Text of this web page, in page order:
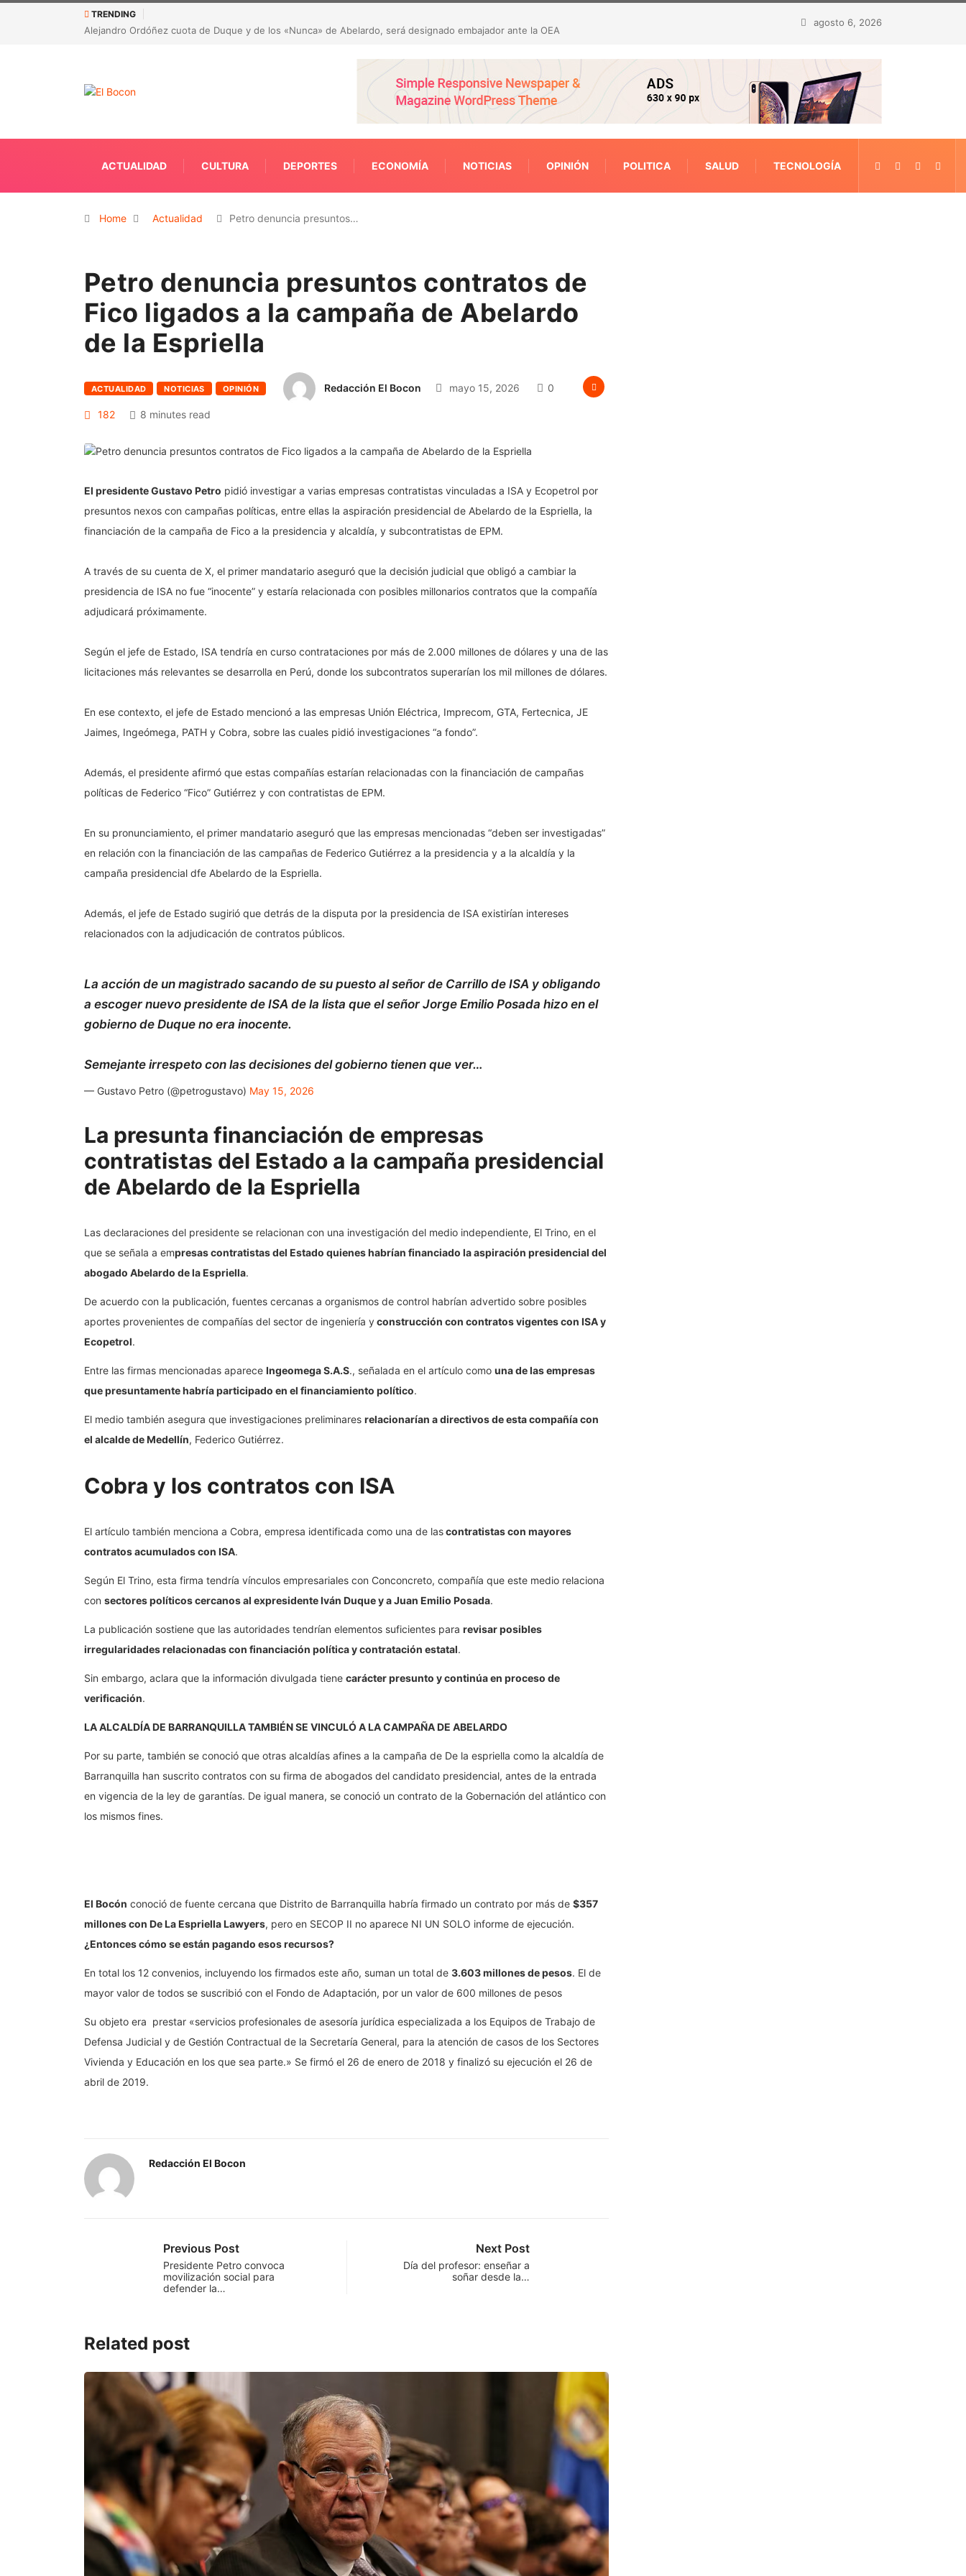
TRENDING
CORRUPCIÓN EN LA SALUD DE ANTIOQUIA: Detectaron 23 hallazgos por presunta malversación de recursos
agosto 6, 2026
ACTUALIDAD CULTURA DEPORTES ECONOMÍA NOTICIAS OPINIÓN POLITICA SALUD TECNOLOGÍA
Home Actualidad Petro denuncia presuntos…
Petro denuncia presuntos contratos de
Fico ligados a la campaña de Abelardo
de la Espriella
ACTUALIDAD NOTICIAS OPINIÓN Redacción El Bocon mayo 15, 2026 0
182 8 minutes read
El presidente Gustavo Petro pidió investigar a varias empresas contratistas vinculadas a ISA y Ecopetrol por
presuntos nexos con campañas políticas, entre ellas la aspiración presidencial de Abelardo de la Espriella, la
financiación de la campaña de Fico a la presidencia y alcaldía, y subcontratistas de EPM.
A través de su cuenta de X, el primer mandatario aseguró que la decisión judicial que obligó a cambiar la
presidencia de ISA no fue “inocente” y estaría relacionada con posibles millonarios contratos que la compañía
adjudicará próximamente.
Según el jefe de Estado, ISA tendría en curso contrataciones por más de 2.000 millones de dólares y una de las
licitaciones más relevantes se desarrolla en Perú, donde los subcontratos superarían los mil millones de dólares.
En ese contexto, el jefe de Estado mencionó a las empresas Unión Eléctrica, Imprecom, GTA, Fertecnica, JE
Jaimes, Ingeómega, PATH y Cobra, sobre las cuales pidió investigaciones “a fondo”.
Además, el presidente afirmó que estas compañías estarían relacionadas con la financiación de campañas
políticas de Federico “Fico” Gutiérrez y con contratistas de EPM.
En su pronunciamiento, el primer mandatario aseguró que las empresas mencionadas “deben ser investigadas”
en relación con la financiación de las campañas de Federico Gutiérrez a la presidencia y a la alcaldía y la
campaña presidencial dfe Abelardo de la Espriella.
Además, el jefe de Estado sugirió que detrás de la disputa por la presidencia de ISA existirían intereses
relacionados con la adjudicación de contratos públicos.
La acción de un magistrado sacando de su puesto al señor de Carrillo de ISA y obligando
a escoger nuevo presidente de ISA de la lista que el señor Jorge Emilio Posada hizo en el
gobierno de Duque no era inocente.
Semejante irrespeto con las decisiones del gobierno tienen que ver…
— Gustavo Petro (@petrogustavo) May 15, 2026
La presunta financiación de empresas
contratistas del Estado a la campaña presidencial
de Abelardo de la Espriella
Las declaraciones del presidente se relacionan con una investigación del medio independiente, El Trino, en el
que se señala a empresas contratistas del Estado quienes habrían financiado la aspiración presidencial del
abogado Abelardo de la Espriella.
De acuerdo con la publicación, fuentes cercanas a organismos de control habrían advertido sobre posibles
aportes provenientes de compañías del sector de ingeniería yconstrucción con contratos vigentes con ISA y
Ecopetrol.
Entre las firmas mencionadas aparece Ingeomega S.A.S., señalada en el artículo como una de las empresas
que presuntamente habría participado en el financiamiento político.
El medio también asegura que investigaciones preliminares relacionarían a directivos de esta compañía con
el alcalde de Medellín, Federico Gutiérrez.
Cobra y los contratos con ISA
El artículo también menciona a Cobra, empresa identificada como una de lascontratistas con mayores
contratos acumulados con ISA.
Según El Trino, esta firma tendría vínculos empresariales con Conconcreto, compañía que este medio relaciona
con sectores políticos cercanos al expresidente Iván Duque y a Juan Emilio Posada.
La publicación sostiene que las autoridades tendrían elementos suficientes para revisar posibles
irregularidades relacionadas con financiación política y contratación estatal.
Sin embargo, aclara que la información divulgada tiene carácter presunto y continúa en proceso de
verificación.
LA ALCALDÍA DE BARRANQUILLA TAMBIÉN SE VINCULÓ A LA CAMPAÑA DE ABELARDO
Por su parte, también se conoció que otras alcaldías afines a la campaña de De la espriella como la alcaldía de
Barranquilla han suscrito contratos con su firma de abogados del candidato presidencial, antes de la entrada
en vigencia de la ley de garantías. De igual manera, se conoció un contrato de la Gobernación del atlántico con
los mismos fines.
El Bocón conoció de fuente cercana que Distrito de Barranquilla habría firmado un contrato por más de $357
millones con De La Espriella Lawyers, pero en SECOP II no aparece NI UN SOLO informe de ejecución.
¿Entonces cómo se están pagando esos recursos?
En total los 12 convenios, incluyendo los firmados este año, suman un total de 3.603 millones de pesos. El de
mayor valor de todos se suscribió con el Fondo de Adaptación, por un valor de 600 millones de pesos
Su objeto era prestar «servicios profesionales de asesoría jurídica especializada a los Equipos de Trabajo de
Defensa Judicial y de Gestión Contractual de la Secretaría General, para la atención de casos de los Sectores
Vivienda y Educación en los que sea parte.» Se firmó el 26 de enero de 2018 y finalizó su ejecución el 26 de
abril de 2019.
Redacción El Bocon
Previous Post
Presidente Petro convoca
movilización social para
defender la…
Next Post
Día del profesor: enseñar a
soñar desde la…
Related post